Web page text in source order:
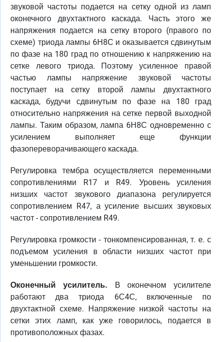
звуковой частоты подается на сетку одной из ламп
оконечного двухтактного каскада. Часть этого же
напряжения подается на сетку второго (правого по
схеме) триода лампы 6Н8С и оказывается сдвинутым
по фазе на 180 град по отношению к напряжению на
сетке левого триода. Поэтому усиленное правой
частью лампы напряжение звуковой частоты
поступает на сетку второй лампы двухтактного
каскада, будучи сдвинутым по фазе на 180 град
относительно напряжения на сетке первой выходной
лампы. Таким образом, лампа 6Н8С одновременно с
усилением выполняет еще функции
фазопереворачивающего каскада.
Регулировка тембра осуществляется переменными
сопротивлениями R17 и R49. Уровень усиления
низших частот звукового диапазона регулируется
сопротивлением R47, а усиление высших звуковых
частот - сопротивлением R49.
Регулировка громкости - тонкомпенсированная, т. е. с
подъемом усиления в области низших частот при
уменьшении громкости.
Оконечный усилитель. В оконечном усилителе
работают два триода 6С4С, включенные по
двухтактной схеме. Напряжение низкой частоты на
сетки этих ламп, как уже говорилось, подается в
противоположных фазах.